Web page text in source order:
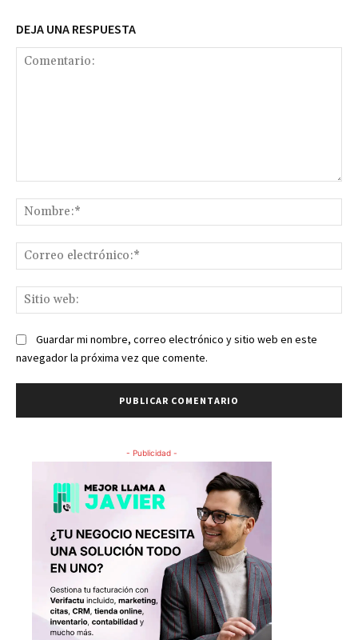
DEJA UNA RESPUESTA
Guardar mi nombre, correo electrónico y sitio web en este
navegador la próxima vez que comente.
- Publicidad -